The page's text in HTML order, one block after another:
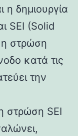
η δημιουργία
SEI (Solid
στρώση
κατά τις
την
στρώση SEI